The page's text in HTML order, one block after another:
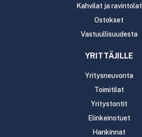
Kahvilat ja ravintolat
Ostokset
Vastuullisuudesta
YRITTÄJILLE
Yritysneuvonta
Toimitilat
Yritystontit
Elinkeinotuet
Hankinnat